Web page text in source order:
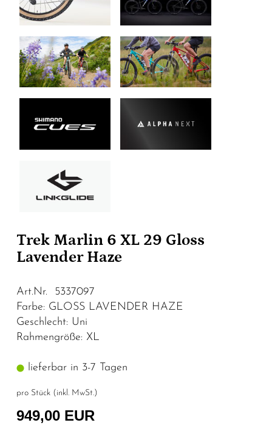
Trek Marlin 6 XL 29 Gloss
Lavender Haze
Art.Nr. 5337097
Farbe: GLOSS LAVENDER HAZE
Geschlecht: Uni
Rahmengröße: XL
lieferbar in 3-7 Tagen
pro Stück (inkl. MwSt.)
949,00 EUR